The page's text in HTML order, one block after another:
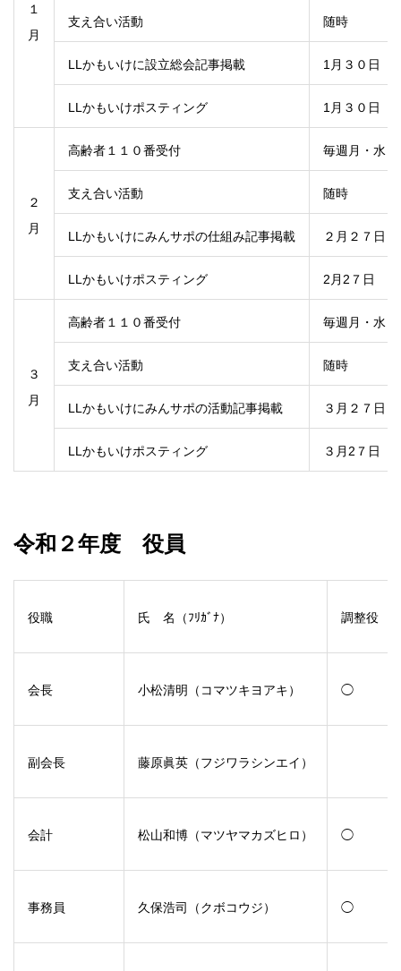
１
月
支え合い活動 随時
LLかもいけに設立総会記事掲載 1月３０日
LLかもいけポスティング 1月３０日
２
月
高齢者１１０番受付 毎週月・水・
支え合い活動 随時
LLかもいけにみんサポの仕組み記事掲載 ２月２７日
LLかもいけポスティング 2月2７日
３
月
高齢者１１０番受付 毎週月・水・
支え合い活動 随時
LLかもいけにみんサポの活動記事掲載 ３月２７日
LLかもいけポスティング ３月2７日
令和２年度 役員
役職 氏 名（ﾌﾘｶﾞﾅ） 調整役
会長 小松清明（コマツキヨアキ） ◯
副会長 藤原眞英（フジワラシンエイ）
会計 松山和博（マツヤマカズヒロ） ◯
事務員 久保浩司（クボコウジ） ◯